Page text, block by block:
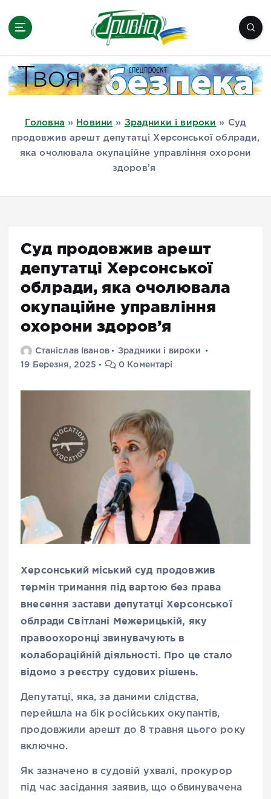
Миколаїв, Одеса, Мелітополь
Головна » Новини » Зрадники і вироки » Суд
продовжив арешт депутатці Херсонської облради,
яка очолювала окупаційне управління охорони
здоров’я
Суд продовжив арешт
депутатці Херсонської
облради, яка очолювала
окупаційне управління
охорони здоров’я
Станіслав Іванов
Зрадники і вироки
19 Березня, 2025
0 Коментарі
Херсонський міський суд продовжив
термін тримання під вартою без права
внесення застави депутатці Херсонської
облради Світлані Межерицькій, яку
правоохоронці звинувачують в
колабораційній діяльності. Про це стало
відомо з реєстру судових рішень.
Депутатці, яка, за даними слідства,
перейшла на бік російських окупантів,
продовжили арешт до 8 травня цього року
включно.
Як зазначено в судовій ухвалі, прокурор
під час засідання заявив, що обвинувачена